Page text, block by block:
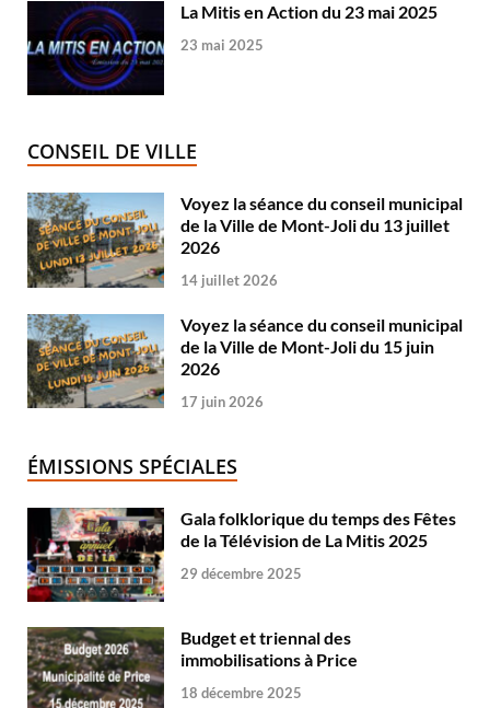
La Mitis en Action du 23 mai 2025
23 mai 2025
CONSEIL DE VILLE
Voyez la séance du conseil municipal
de la Ville de Mont-Joli du 13 juillet
2026
14 juillet 2026
Voyez la séance du conseil municipal
de la Ville de Mont-Joli du 15 juin
2026
17 juin 2026
ÉMISSIONS SPÉCIALES
Gala folklorique du temps des Fêtes
de la Télévision de La Mitis 2025
29 décembre 2025
Budget et triennal des
immobilisations à Price
18 décembre 2025